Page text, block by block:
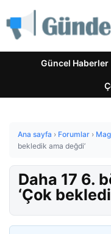
Güncel Haberler
Ana sayfa › Forumlar ›
bekledik ama değdi’
Daha 17 6.
‘Çok